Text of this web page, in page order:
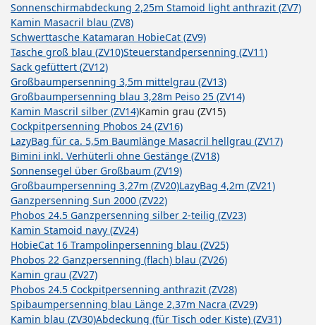
Sonnenschirmabdeckung 2,25m Stamoid light anthrazit (ZV7)
Kamin Masacril blau (ZV8)
Schwerttasche Katamaran HobieCat (ZV9)
Tasche groß blau (ZV10)Steuerstandpersenning (ZV11)
Sack gefüttert (ZV12)
Großbaumpersenning 3,5m mittelgrau (ZV13)
Großbaumpersenning blau 3,28m Peiso 25 (ZV14)
Kamin Mascril silber (ZV14)Kamin grau (ZV15)
Cockpitpersenning Phobos 24 (ZV16)
LazyBag für ca. 5,5m Baumlänge Masacril hellgrau (ZV17)
Bimini inkl. Verhüterli ohne Gestänge (ZV18)
Sonnensegel über Großbaum (ZV19)
Großbaumpersenning 3,27m (ZV20)LazyBag 4,2m (ZV21)
Ganzpersenning Sun 2000 (ZV22)
Phobos 24.5 Ganzpersenning silber 2-teilig (ZV23)
Kamin Stamoid navy (ZV24)
HobieCat 16 Trampolinpersenning blau (ZV25)
Phobos 22 Ganzpersenning (flach) blau (ZV26)
Kamin grau (ZV27)
Phobos 24.5 Cockpitpersenning anthrazit (ZV28)
Spibaumpersenning blau Länge 2,37m Nacra (ZV29)
Kamin blau (ZV30)Abdeckung (für Tisch oder Kiste) (ZV31)